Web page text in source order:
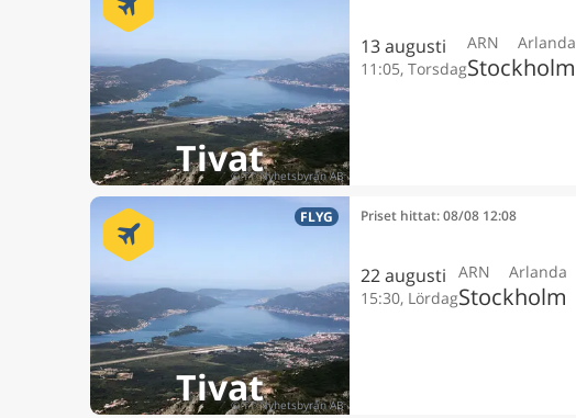
Tivat
13 augusti
11:05, Torsdag
ARN Arlanda
Stockholm
Tivat
FLYG Priset hittat: 08/08 12:08
22 augusti
15:30, Lördag
ARN Arlanda
Stockholm